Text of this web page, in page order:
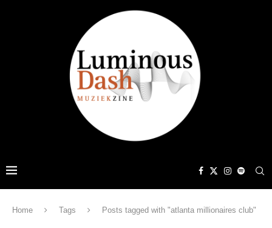
Home Tags Posts tagged with "atlanta millionaires club"